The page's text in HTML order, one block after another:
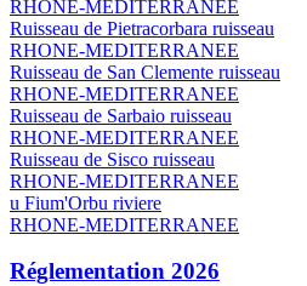
RHONE-MEDITERRANEE
Ruisseau de Pietracorbara ruisseau
RHONE-MEDITERRANEE
Ruisseau de San Clemente ruisseau
RHONE-MEDITERRANEE
Ruisseau de Sarbaio ruisseau
RHONE-MEDITERRANEE
Ruisseau de Sisco ruisseau
RHONE-MEDITERRANEE
u Fium'Orbu riviere
RHONE-MEDITERRANEE
Réglementation 2026